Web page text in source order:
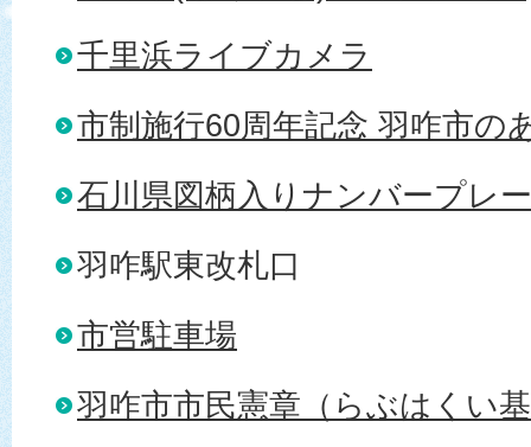
千里浜ライブカメラ
市制施行60周年記念 羽咋市の
石川県図柄入りナンバープレ
羽咋駅東改札口
市営駐車場
羽咋市市民憲章（らぶはくい